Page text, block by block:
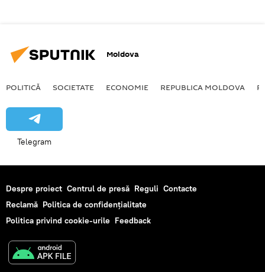
Moldova
POLITICĂ SOCIETATE ECONOMIE REPUBLICA MOLDOVA
Telegram
Despre proiect Centrul de presă Reguli Contacte
Reclamă Politica de confidențialitate
Politica privind cookie-urile Feedback